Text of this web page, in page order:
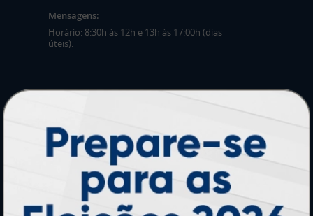
Mensagens:
Horário: 8:30h às 12h e 13h às 17:00h (dias
úteis).
PRODUTOS